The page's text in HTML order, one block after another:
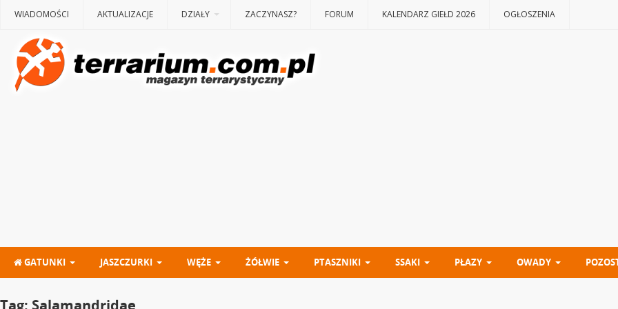
WIADOMOŚCI AKTUALIZACJE DZIAŁY ZACZYNASZ? FORUM KALENDARZ GIEŁD 2026 OGŁOSZENIA
GATUNKI JASZCZURKI WĘŻE ŻÓŁWIE PTASZNIKI SSAKI PŁAZY OWADY
Tag: Salamandridae